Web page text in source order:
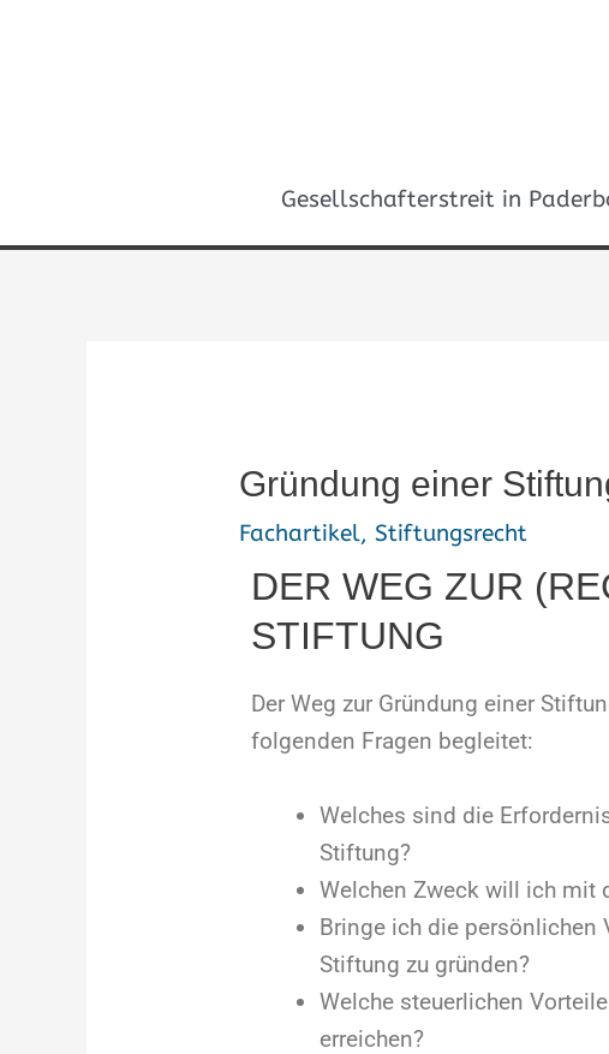
Gesellschafterstreit in
Gründung einer
Fachartikel, Stiftungsrecht
DER WEG ZUR
STIFTUNG
Der Weg zur Gründung einer
folgenden Fragen begleitet:
Welches sind die
Stiftung?
Welchen Zweck will ich mit
Bringe ich die persönlichen
Stiftung zu gründen?
Welche steuerlichen
erreichen?